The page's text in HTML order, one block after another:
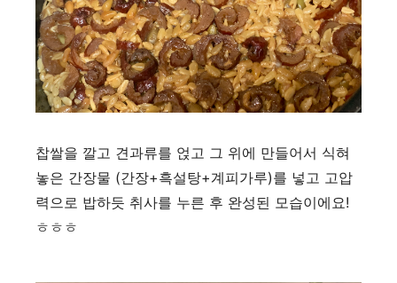
찹쌀을 깔고 견과류를 얹고 그 위에 만들어서 식혀
놓은 간장물 (간장+흑설탕+계피가루)를 넣고 고압
력으로 밥하듯 취사를 누른 후 완성된 모습이에요!
ㅎㅎㅎ